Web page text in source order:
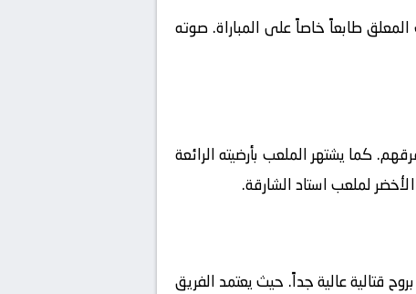
طابعاً خاصاً على المباراة. صوته
كما يشتهر الملعب بأرضيته الرائعة
لملعب استاد الشارقة.
قتالية عالية جداً. حيث يعتمد الفريق